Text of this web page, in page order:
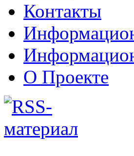
Контакты
О Проекте